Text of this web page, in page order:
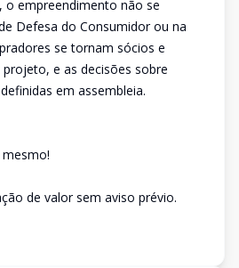
o empreendimento não se
Defesa do Consumidor ou na
se tornam sócios e
e as decisões sobre
em assembleia.
de valor sem aviso prévio.